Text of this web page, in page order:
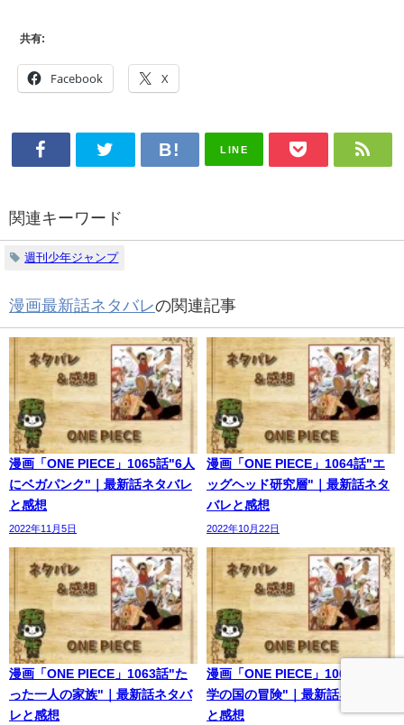
共有:
Facebook X
LINE
関連キーワード
週刊少年ジャンプ
漫画最新話ネタバレの関連記事
漫画「ONE PIECE」1065話"6人
にベガパンク"｜最新話ネタバレ
と感想
2022年11月5日
漫画「ONE PIECE」1064話"エ
ッグヘッド研究層"｜最新話ネタ
バレと感想
2022年10月22日
漫画「ONE PIECE」1063話"た
った一人の家族"｜最新話ネタバ
レと感想
漫画「ONE PIECE」1062話"科
学の国の冒険"｜最新話ネタバレ
と感想